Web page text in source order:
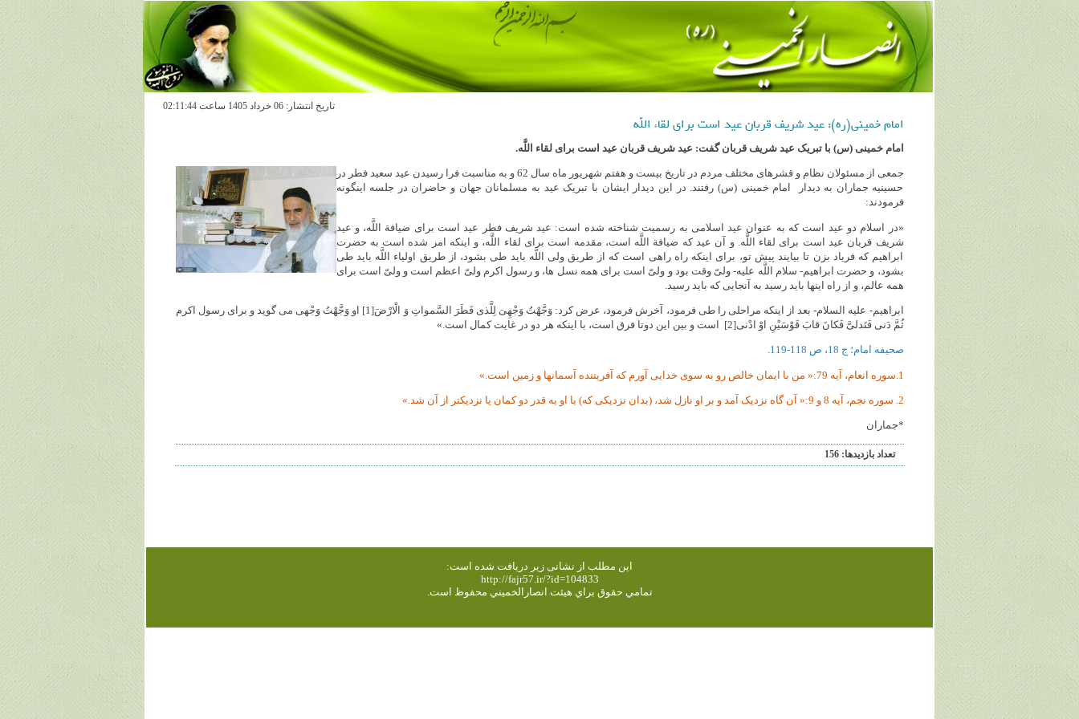
تاريخ انتشار: 06 خرداد 1405 ساعت 02:11:44
امام خمینی(ره): عید شریف قربان عید است براى لقاء اللَّه
امام خمینی (س) با تبریک عید شریف قربان گفت: عید شریف قربان عید است براى لقاء اللَّه.
جمعی از مسئولان نظام و قشرهای مختلف مردم در تاریخ بیست و هفتم شهریور ماه سال 62 و به مناسبت فرا رسیدن عید سعید فطر در
حسینیه جماران به دیدار امام خمینی (س) رفتند. در این دیدار ایشان با تبریک عید به مسلمانان جهان و حاضران در جلسه اینگونه
فرمودند:
«در اسلام دو عید است که به عنوان عید اسلامى به رسمیت شناخته شده است: عید شریف فطر عید است براى ضیافة اللَّه، و عید
شریف قربان عید است براى لقاء اللَّه. و آن عید که ضیافة اللَّه است، مقدمه است براى لقاء اللَّه، و اینکه امر شده است به حضرت
ابراهیم که فریاد بزن تا بیایند پیش تو، براى اینکه راه راهى است که از طریق ولى اللَّه باید طى بشود، از طریق اولیاء اللَّه باید طى
بشود، و حضرت ابراهیم- سلام اللَّه علیه- ولىّ وقت بود و ولىّ است براى همه نسل‌ ها، و رسول اکرم ولىّ اعظم‌ است و ولىّ است براى
همه عالم، و از راه اینها باید رسید به آنجایى که باید رسید.
ابراهیم- علیه السلام- بعد از اینکه مراحلى را طى فرمود، آخرش فرمود، عرض کرد: وَجَّهْتُ وَجْهِیَ لِلَّذى‌ فَطَرَ السَّمواتِ وَ الْارْضَ[1] او وَجَّهْتُ وَجْهى‌ مى‌ گوید و براى رسول اکرم
ثُمَّ دَنى‌ فَتَدلىَّ فَکانَ قابَ قَوْسَیْنِ اوْ ادْنى‌[2] است و بین این دوتا فرق است، با اینکه هر دو در غایت کمال است.»
صحیفه امام؛ ج 18، ص 118-119.
1.سوره انعام، آیه 79:« من با ایمان خالص رو به سوى خدایى آورم که آفریننده آسمانها و زمین است.»
2. سوره نجم، آیه 8 و 9:« آن گاه نزدیک آمد و بر او نازل شد، (بدان نزدیکى که) با او به قدر دو کمان یا نزدیکتر از آن شد.»
*جماران
تعداد بازديدها: 156
این مطلب از نشانی زیر دریافت شده است:
http://fajr57.ir/?id=104833
تمامي حقوق براي هیئت انصارالخميني محفوظ است.